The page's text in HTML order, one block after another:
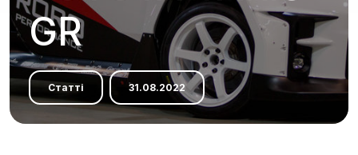
GR
Статті 31.08.2022